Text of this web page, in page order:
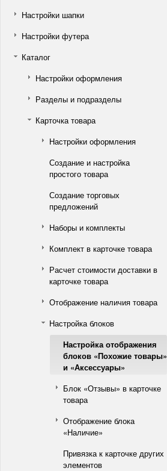
Настройки шапки
Настройки футера
Каталог
Настройки оформления
Разделы и подразделы
Карточка товара
Настройки оформления
Создание и настройка
простого товара
Создание торговых
предложений
Наборы и комплекты
Комплект в карточке товара
Расчет стоимости доставки в
карточке товара
Отображение наличия товара
Настройка блоков
Настройка отображения
блоков «Похожие товары»
и «Аксессуары»
Блок «Отзывы» в карточке
товара
Отображение блока
«Наличие»
Привязка к карточке других
элементов